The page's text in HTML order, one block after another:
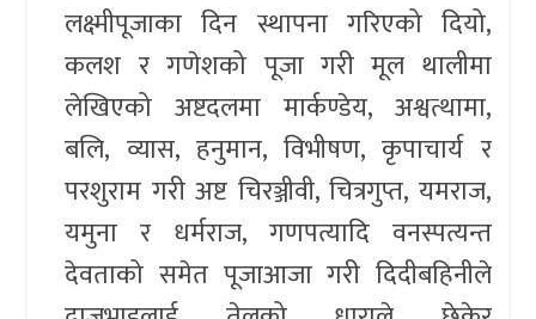
लक्ष्मीपूजाका दिन स्थापना गरिएको दियो,
कलश र गणेशको पूजा गरी मूल थालीमा
लेखिएको अष्टदलमा मार्कण्डेय, अश्वत्थामा,
बलि, व्यास, हनुमान, विभीषण, कृपाचार्य र
परशुराम गरी अष्ट चिरञ्जीवी, चित्रगुप्त, यमराज,
यमुना र धर्मराज, गणपत्यादि वनस्पत्यन्त
देवताको समेत पूजाआजा गरी दिदीबहिनीले